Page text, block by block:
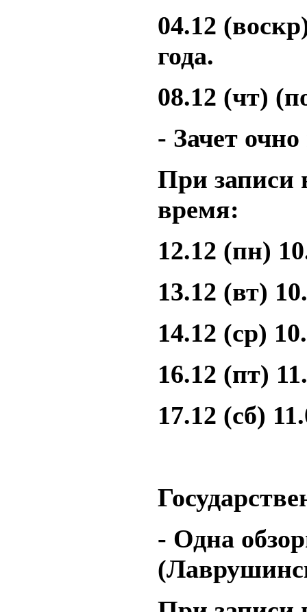
04.12
года.
08.12 (чт)
- Зачет
При записи
время:
12.12 (пн)
13.12 (вт)
14.12 (ср)
16.12 (пт)
17.12 (сб)
- Одна